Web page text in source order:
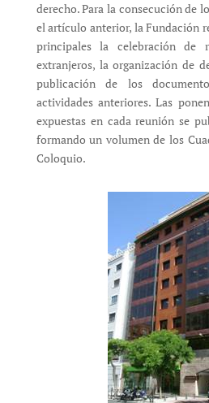
derecho. Para la consecución de
el artículo anterior, la Fundación
principales la celebración de
extranjeros, la organización de
publicación de los
actividades anteriores. Las
expuestas en cada reunión se
formando un volumen de los
Coloquio.